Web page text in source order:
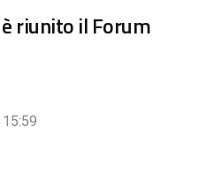
riunito il Forum
15:59